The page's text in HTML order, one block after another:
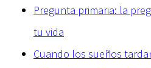
Pregunta primaria: la
tu vida
Cuando los sueños